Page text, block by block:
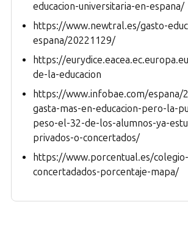
educacion-universitaria-en-espana/
https://www.newtral.es/gasto-
espana/20221129/
https://
de-la-educacion
https://www.infobae.com/espana/
gasta-mas-en-educacion-pero-la-
peso-el-32-de-los-alumnos-ya-
privados-o-concertados/
https://www.porcentual.es/
concertadados-porcentaje-mapa/